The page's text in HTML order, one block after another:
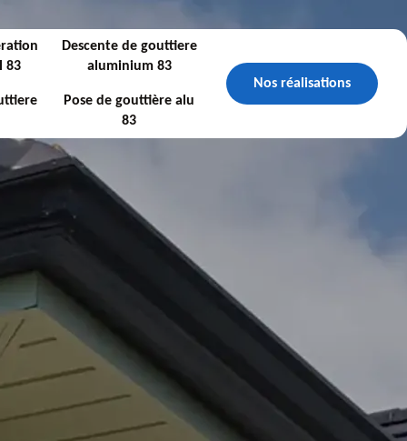
83
Descente de gouttiere
aluminium 83
Pose de gouttière alu
83
Nos réalisations